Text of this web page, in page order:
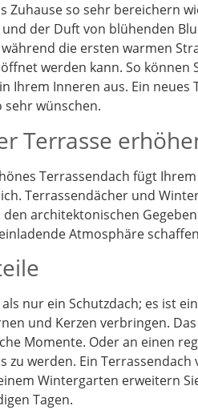
Zuhause so sehr bereichern
der Duft von blühenden
die ersten warmen
werden kann. So können
Ihrem Inneren aus. Ein
sehr wünschen.
Terrasse
Terrassendach fügt
Terrassendächer und
architektonischen
Atmosphäre
nur ein Schutzdach; es ist
und Kerzen verbringen.
Momente. Oder an einen
zu werden. Ein
Wintergarten erweitern
Tagen.